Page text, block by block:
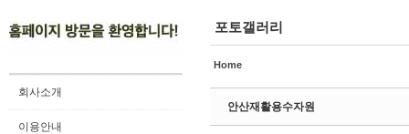
포토갤러리
Home
안산재활용수자원
회사소개
이용안내